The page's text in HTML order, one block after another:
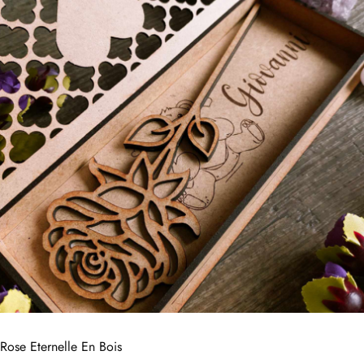
Rose Eternelle En Bois